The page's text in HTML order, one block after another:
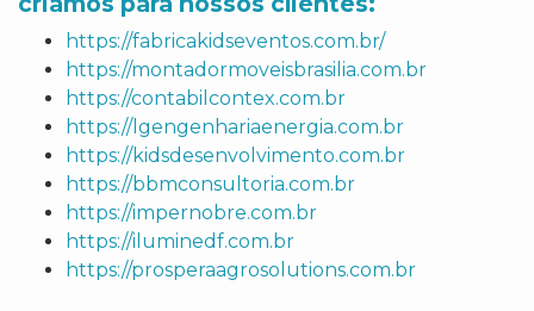
https://fabricakidseventos.com.br/
https://montadormoveisbrasilia.com.br
https://contabilcontex.com.br
https://lgengenhariaenergia.com.br
https://kidsdesenvolvimento.com.br
https://bbmconsultoria.com.br
https://impernobre.com.br
https://iluminedf.com.br
https://prosperaagrosolutions.com.br